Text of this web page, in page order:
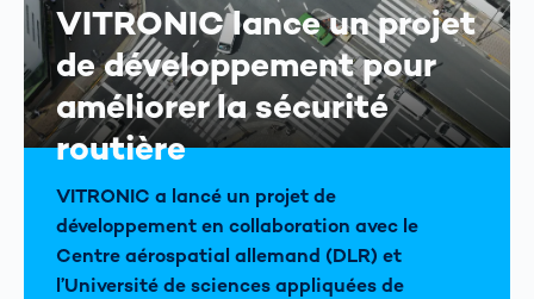
VITRONIC lance un projet
de développement pour
améliorer la sécurité
routière
VITRONIC a lancé un projet de
développement en collaboration avec le
Centre aérospatial allemand (DLR) et
l’Université de sciences appliquées de